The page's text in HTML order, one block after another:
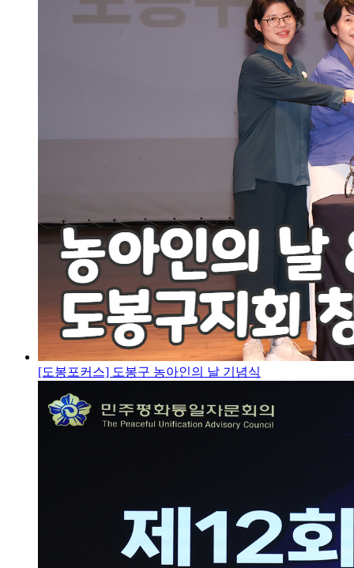
[도봉포커스] 도봉구 농아인의 날 기념식